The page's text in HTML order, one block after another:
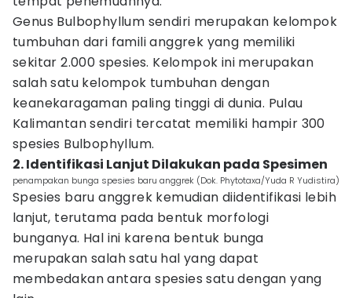
Genus Bulbophyllum sendiri merupakan kelompok
tumbuhan dari famili anggrek yang memiliki
sekitar 2.000 spesies. Kelompok ini merupakan
salah satu kelompok tumbuhan dengan
keanekaragaman paling tinggi di dunia. Pulau
Kalimantan sendiri tercatat memiliki hampir 300
spesies Bulbophyllum.
2. Identifikasi Lanjut Dilakukan pada Spesimen
penampakan bunga spesies baru anggrek (Dok. Phytotaxa/Yuda R Yudistira)
Spesies baru anggrek kemudian diidentifikasi lebih
lanjut, terutama pada bentuk morfologi
bunganya. Hal ini karena bentuk bunga
merupakan salah satu hal yang dapat
membedakan antara spesies satu dengan yang